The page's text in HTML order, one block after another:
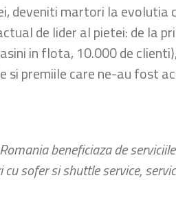
deveniti martori la evolutia
de lider al pietei: de la
in flota, 10.000 de
premiile care ne-au fost
beneficiaza de
sofer si shuttle service,